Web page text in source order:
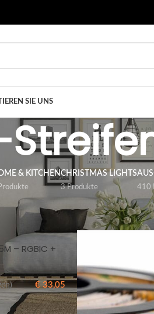
SIE UNS
& KITCHENCHRISTMAS LIGHTS
3 Produkte 410
LED-STREIFEN LED-Streifen 24v
– RGBIC +
€33,05